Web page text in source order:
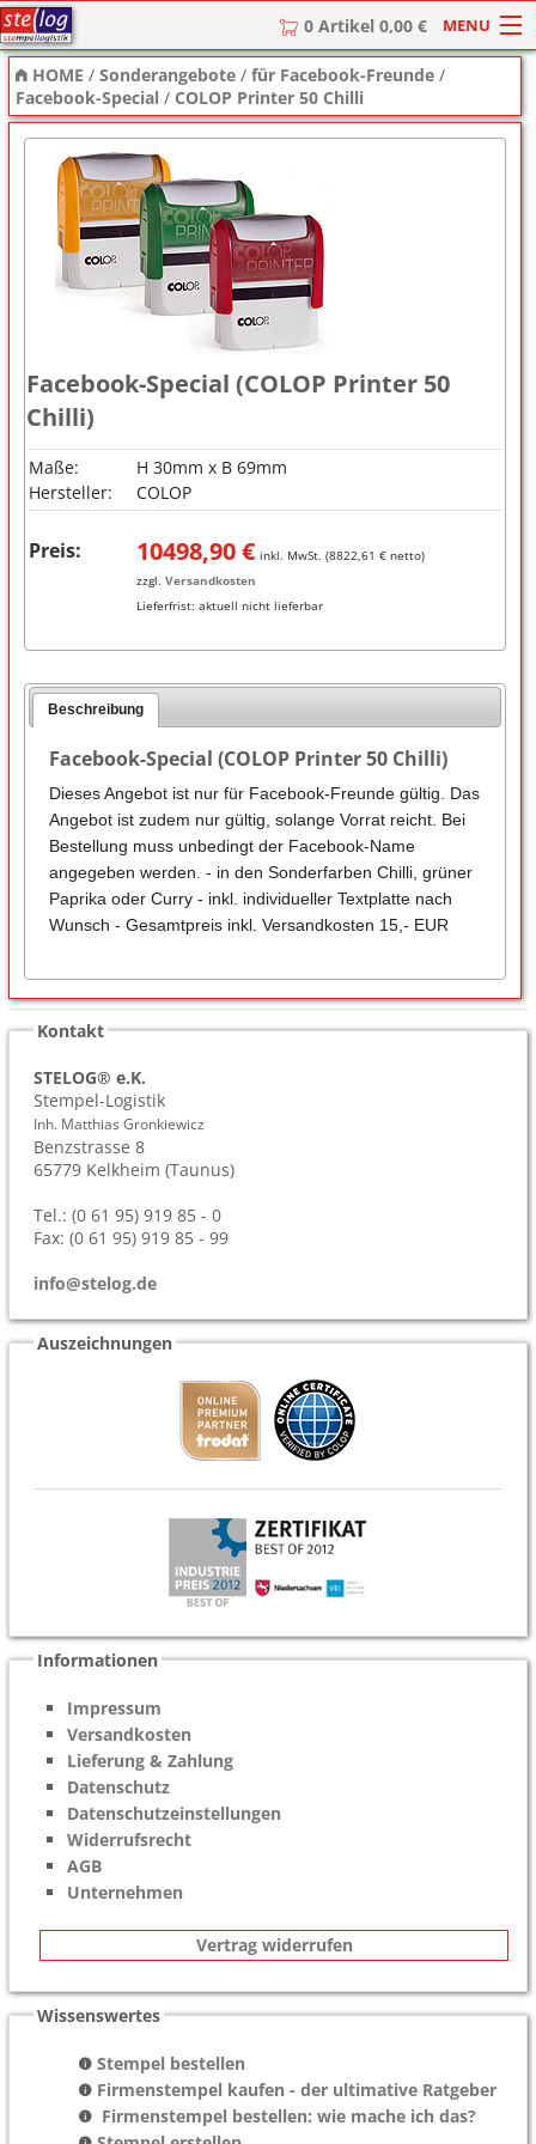
0 Artikel 0,00 € MENU
HOME
Stempel
Stempel-Textplatten
Stempelzubehör
HOME /Sonderangebote /für Facebook-Freunde /
Facebook-Special / COLOP Printer 50 Chilli
Facebook-Special (COLOP Printer 50
Chilli)
Maße:
H 30mm x B 69mm
Hersteller:
COLOP
Preis: 10498,90€ inkl. MwSt. (8822,61 € netto)
zzgl. Versandkosten
Lieferfrist: aktuell nicht lieferbar
Beschreibung
Facebook-Special (COLOP Printer 50 Chilli)
Dieses Angebot ist nur für Facebook-Freunde gültig. Das
Angebot ist zudem nur gültig, solange Vorrat reicht. Bei
Bestellung muss unbedingt der Facebook-Name
angegeben werden. - in den Sonderfarben Chilli, grüner
Paprika oder Curry - inkl. individueller Textplatte nach
Wunsch - Gesamtpreis inkl. Versandkosten 15,- EUR
Kontakt
STELOG® e.K.
Stempel-Logistik
Inh. Matthias Gronkiewicz
Benzstrasse 8
65779 Kelkheim (Taunus)
Tel.: (0 61 95) 919 85 - 0
Fax: (0 61 95) 919 85 - 99
info@stelog.de
Auszeichnungen
Informationen
Impressum
Versandkosten
Lieferung & Zahlung
Datenschutz
Datenschutzeinstellungen
Widerrufsrecht
AGB
Unternehmen
Vertrag widerrufen
Wissenswertes
Stempel bestellen
Firmenstempel kaufen - der ultimative Ratgeber
Firmenstempel bestellen: wie mache ich das?